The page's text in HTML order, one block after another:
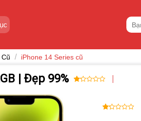
Tìm
kiếm:
/ iPhone 14 Series cũ
| Đẹp 99%